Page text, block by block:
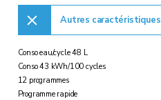
Autres caractéristiques
Conso eau/cycle 48 L
Conso 43 kWh/100 cycles
12 programmes
Programme rapide